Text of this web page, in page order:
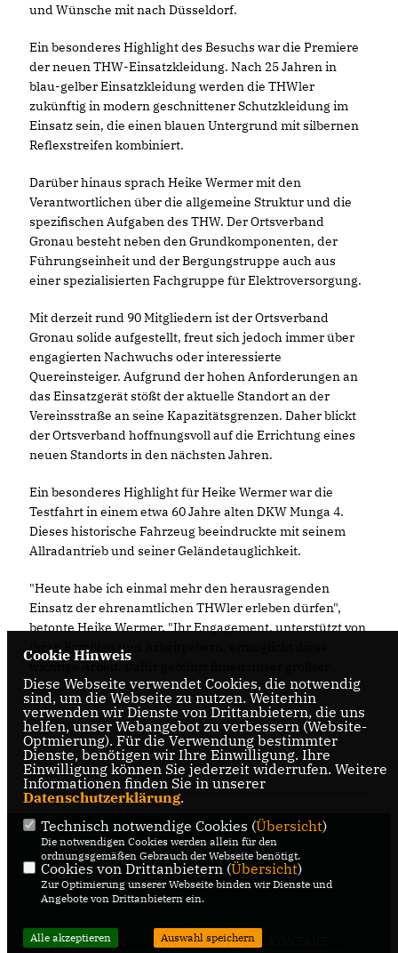
und Wünsche mit nach Düsseldorf.
Ein besonderes Highlight des Besuchs war die Premiere
der neuen THW-Einsatzkleidung. Nach 25 Jahren in
blau-gelber Einsatzkleidung werden die THWler
zukünftig in modern geschnittener Schutzkleidung im
Einsatz sein, die einen blauen Untergrund mit silbernen
Reflexstreifen kombiniert.
Darüber hinaus sprach Heike Wermer mit den
Verantwortlichen über die allgemeine Struktur und die
spezifischen Aufgaben des THW. Der Ortsverband
Gronau besteht neben den Grundkomponenten, der
Führungseinheit und der Bergungstruppe auch aus
einer spezialisierten Fachgruppe für Elektroversorgung.
Mit derzeit rund 90 Mitgliedern ist der Ortsverband
Gronau solide aufgestellt, freut sich jedoch immer über
engagierten Nachwuchs oder interessierte
Quereinsteiger. Aufgrund der hohen Anforderungen an
das Einsatzgerät stößt der aktuelle Standort an der
Vereinsstraße an seine Kapazitätsgrenzen. Daher blickt
der Ortsverband hoffnungsvoll auf die Errichtung eines
neuen Standorts in den nächsten Jahren.
Ein besonderes Highlight für Heike Wermer war die
Testfahrt in einem etwa 60 Jahre alten DKW Munga 4.
Dieses historische Fahrzeug beeindruckte mit seinem
Allradantrieb und seiner Geländetauglichkeit.
"Heute habe ich einmal mehr den herausragenden
Einsatz der ehrenamtlichen THWler erleben dürfen",
betonte Heike Wermer. "Ihr Engagement, unterstützt von
ihren Familien und Arbeitgebern, ermöglicht diese
Dank."
25.07.2024, 10:48 Uhr
IMPRESSUM DATENSCHUTZ
Cookie Hinweis
Diese Webseite verwendet Cookies, die notwendig
sind, um die Webseite zu nutzen. Weiterhin
verwenden wir Dienste von Drittanbietern, die uns
helfen, unser Webangebot zu verbessern (Website-
Optmierung). Für die Verwendung bestimmter
Dienste, benötigen wir Ihre Einwilligung. Ihre
Einwilligung können Sie jederzeit widerrufen. Weitere
Informationen finden Sie in unserer
Datenschutzerklärung.
Technisch notwendige Cookies (Übersicht)
Die notwendigen Cookies werden allein für den
ordnungsgemäßen Gebrauch der Webseite benötigt.
Cookies von Drittanbietern (Übersicht)
Zur Optimierung unserer Webseite binden wir Dienste und
Angebote von Drittanbietern ein.
Alle akzeptieren Auswahl speichern